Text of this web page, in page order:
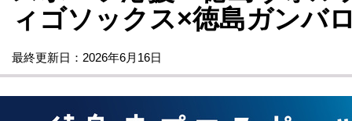
ィゴソックス×徳島ガンバ
最終更新日：2026年6月16日